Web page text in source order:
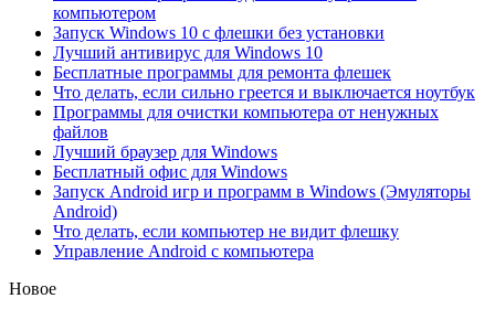
компьютером
Запуск Windows 10 с флешки без установки
Лучший антивирус для Windows 10
Бесплатные программы для ремонта флешек
Что делать, если сильно греется и выключается ноутбук
Программы для очистки компьютера от ненужных
файлов
Лучший браузер для Windows
Бесплатный офис для Windows
Запуск Android игр и программ в Windows (Эмуляторы
Android)
Что делать, если компьютер не видит флешку
Управление Android с компьютера
Новое